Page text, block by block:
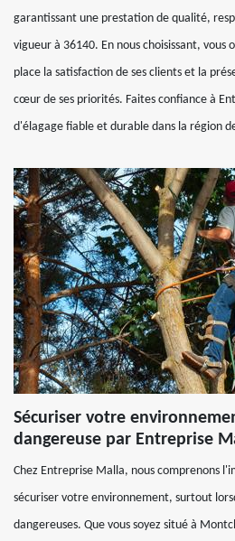
garantissant une prestation de qualité,
vigueur à 36140. En nous choisissant,
place la satisfaction de ses clients et la
cœur de ses priorités. Faites confiance à
d'élagage fiable et durable dans la région
Sécuriser votre
dangereuse par Entreprise
Chez Entreprise Malla, nous comprenons
sécuriser votre environnement, surtout
dangereuses. Que vous soyez situé à